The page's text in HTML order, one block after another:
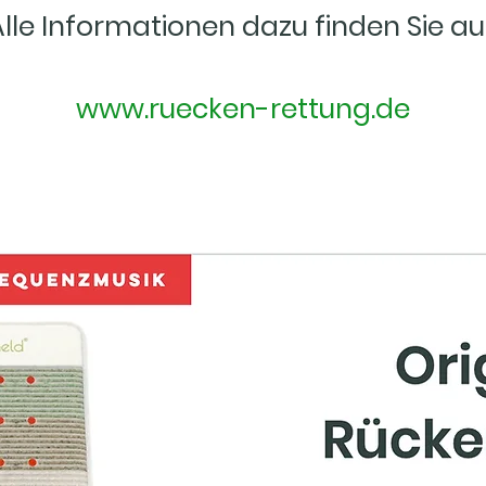
Informationen dazu finden Sie
www.ruecken-rettung.de